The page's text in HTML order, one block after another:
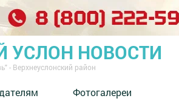
УСЛОН НОВОСТИ
- Верхнеуслонский район
Фотогалереи